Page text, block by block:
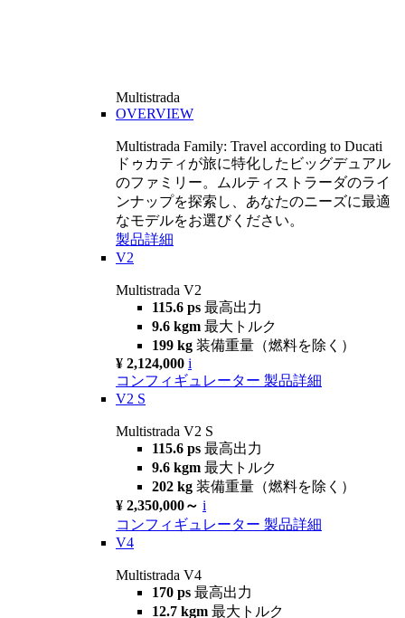
Multistrada
OVERVIEW
Multistrada Family: Travel according to Ducati
ドゥカティが旅に特化したビッグデュアル
のファミリー。ムルティストラーダのライ
ンナップを探索し、あなたのニーズに最適
なモデルをお選びください。
製品詳細
V2
Multistrada V2
115.6 ps 最高出力
9.6 kgm 最大トルク
199 kg 装備重量（燃料を除く）
¥ 2,124,000 i
コンフィギュレーター 製品詳細
V2 S
Multistrada V2 S
115.6 ps 最高出力
9.6 kgm 最大トルク
202 kg 装備重量（燃料を除く）
¥ 2,350,000～ i
コンフィギュレーター 製品詳細
V4
Multistrada V4
170 ps 最高出力
12.7 kgm 最大トルク